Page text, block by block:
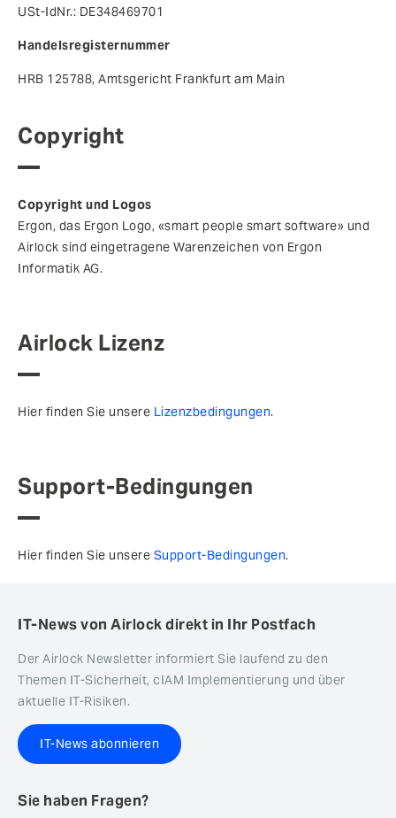
USt-IdNr.: DE348469701
Handelsregisternummer
HRB 125788, Amtsgericht Frankfurt am Main
Copyright
Copyright und Logos
Ergon, das Ergon Logo, «smart people smart software» und
Airlock sind eingetragene Warenzeichen von Ergon
Informatik AG.
Airlock Lizenz
Hier finden Sie unsere Lizenzbedingungen.
Support-Bedingungen
Hier finden Sie unsere Support-Bedingungen.
IT-News von Airlock direkt in Ihr Postfach
Der Airlock Newsletter informiert Sie laufend zu den
Themen IT-Sicherheit, cIAM Implementierung und über
aktuelle IT-Risiken.
IT-News abonnieren
Sie haben Fragen?